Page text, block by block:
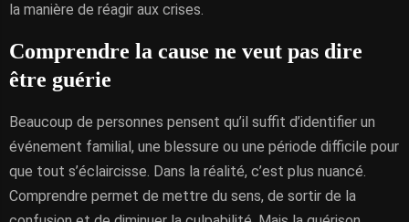
la manière de réagir aux crises.
Comprendre la cause ne veut pas dire
être guérie
Beaucoup de personnes pensent qu’il suffit d’identifier un
événement familial, une blessure ou une période difficile pour
que tout s’éclaircisse. Dans la réalité, c’est plus nuancé.
Comprendre permet de mettre du sens, de sortir de la